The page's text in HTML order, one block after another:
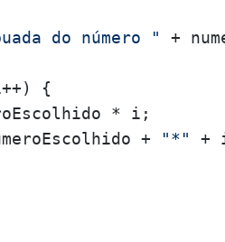
do número " +
{
* i;
+
"*" +